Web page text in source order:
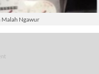
Malah Ngawur